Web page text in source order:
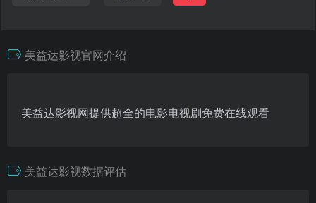
美益达影视官网介绍
美益达影视网提供超全的电影电视剧免费在线观看
美益达影视数据评估